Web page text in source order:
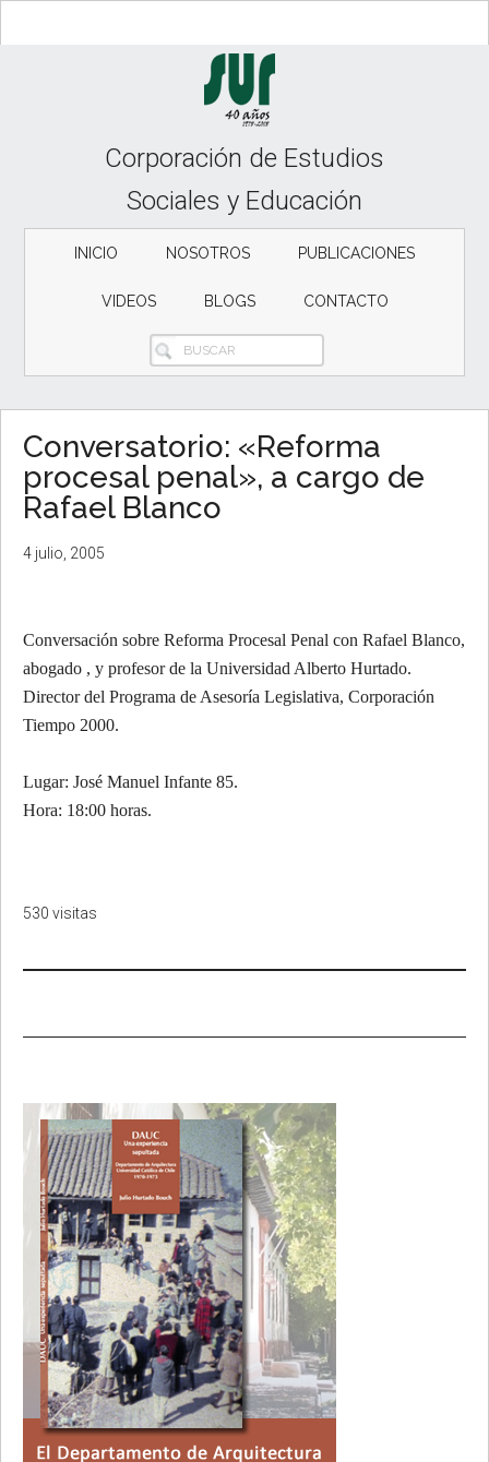
to
to
to
Corporación de Estudios
Sociales y Educación
INICIO NOSOTROS PUBLICACIONES
VIDEOS BLOGS CONTACTO
BUSCAR
Conversatorio: «Reforma
procesal penal», a cargo de
Rafael Blanco
4 julio, 2005
Conversación sobre Reforma Procesal Penal con Rafael Blanco,
abogado , y profesor de la Universidad Alberto Hurtado.
Director del Programa de Asesoría Legislativa, Corporación
Tiempo 2000.
Lugar: José Manuel Infante 85.
Hora: 18:00 horas.
530 visitas
Primary
Sidebar